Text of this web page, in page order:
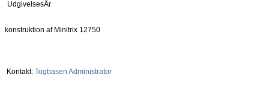
UdgivelsesÂr
konstruktion af Minitrix 12750
Kontakt: Togbasen Administrator